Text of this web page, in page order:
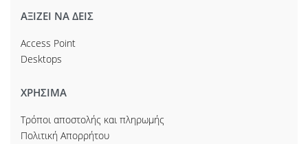
ΑΞΙΖΕΙ ΝΑ ΔΕΙΣ
Access Point
Desktops
ΧΡΗΣΙΜΑ
Τρόποι αποστολής και πληρωμής
Πολιτική Απορρήτου